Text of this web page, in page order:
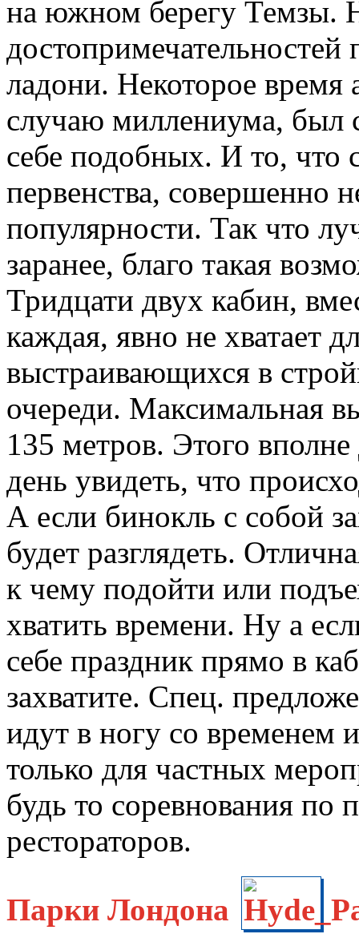
на южном берегу Темзы.
ладони. Некоторое
случаю миллениума, был
себе подобных. И то, что
первенства, совершенно
популярности. Так что
заранее, благо такая
Тридцати двух кабин,
каждая, явно не хватает
выстраивающихся в
очереди. Максимальная
135 метров. Этого
день увидеть, что
А если бинокль с собой
будет разглядеть.
к чему подойти или
хватить времени. Ну а
себе праздник прямо в
захватите. Спец.
идут в ногу со временем
только для частных
будь то соревнования по
рестораторов.
Парки Лондона